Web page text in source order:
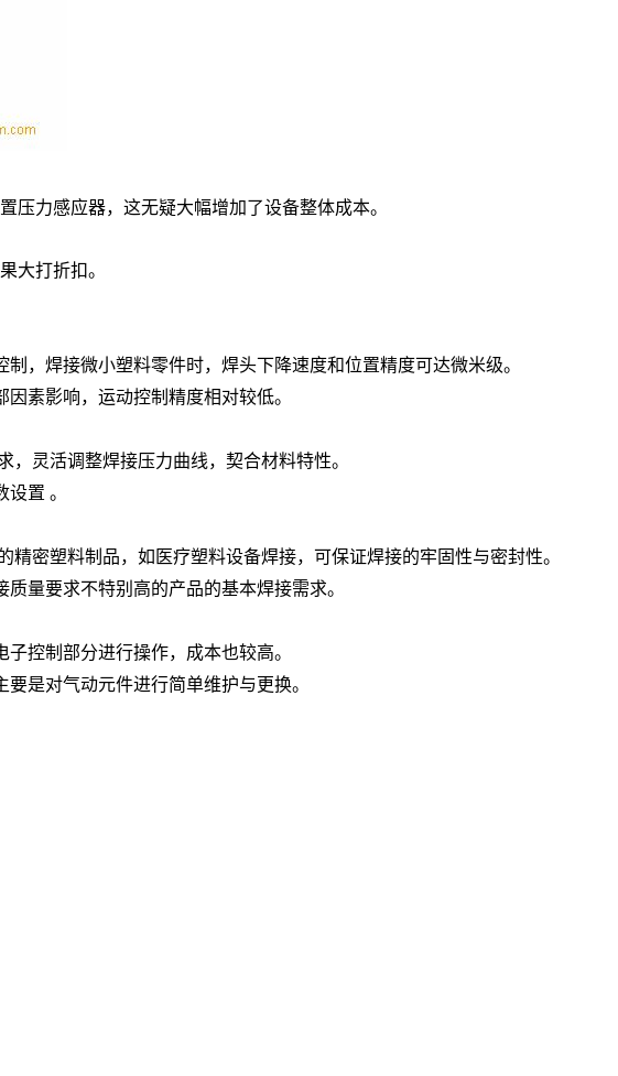
力感应器，这无疑大幅增加了设备整体成本。
大打折扣。
，焊接微小塑料零件时，焊头下降速度和位置精度可达微米级。
素影响，运动控制精度相对较低。
灵活调整焊接压力曲线，契合材料特性。
置 。
密塑料制品，如医疗塑料设备焊接，可保证焊接的牢固性与密封性。
量要求不特别高的产品的基本焊接需求。
控制部分进行操作，成本也较高。
是对气动元件进行简单维护与更换。